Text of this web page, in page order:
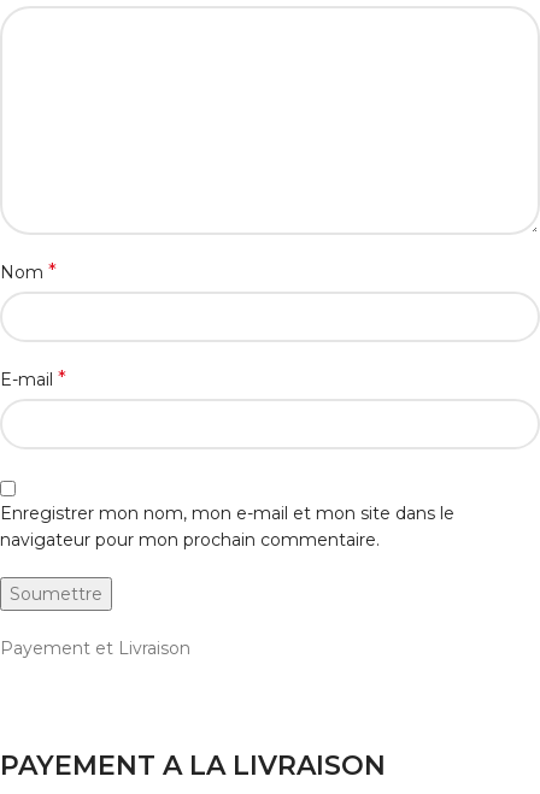
Nom *
E-mail *
Enregistrer mon nom, mon e-mail et mon site dans le
navigateur pour mon prochain commentaire.
Payement et Livraison
PAYEMENT A LA LIVRAISON